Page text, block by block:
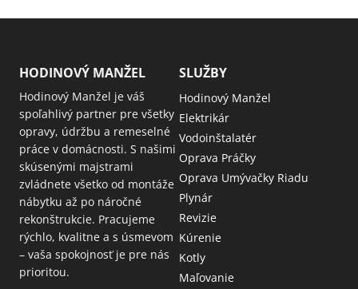
HODINOVÝ MANŽEL
Hodinový Manžel je váš
spoľahlivý partner pre všetky
opravy, údržbu a remeselné
práce v domácnosti. S našimi
skúsenými majstrami
zvládnete všetko od montáže
nábytku až po náročné
rekonštrukcie. Pracujeme
rýchlo, kvalitne a s úsmevom
– vaša spokojnosť je pre nás
prioritou.
SLUŽBY
Hodinový Manžel
Elektrikár
Vodoinštalatér
Oprava Práčky
Oprava Umývačky Riadu
Plynár
Revizie
Kúrenie
Kotly
Maľovanie